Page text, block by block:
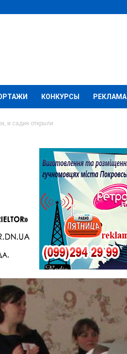
КОНКУРСЫ РЕКЛАМА
и садик открыли
и школу